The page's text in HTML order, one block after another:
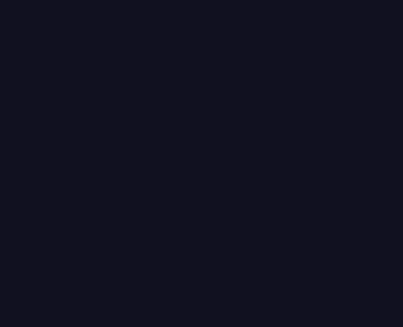
para hacer cursos de Big